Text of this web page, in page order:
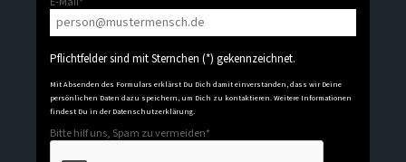
Pflichtfelder sind mit Sternchen (*) gekennzeichnet.
Mit Absenden des Formulars erklärst Du Dich damit einverstanden, dass wir Deine
persönlichen Daten dazu speichern, um Dich zu kontaktieren. Weitere Informationen
findest Du in derDatenschutzerklärung.
Bitte hilf uns, Spam zu vermeiden*